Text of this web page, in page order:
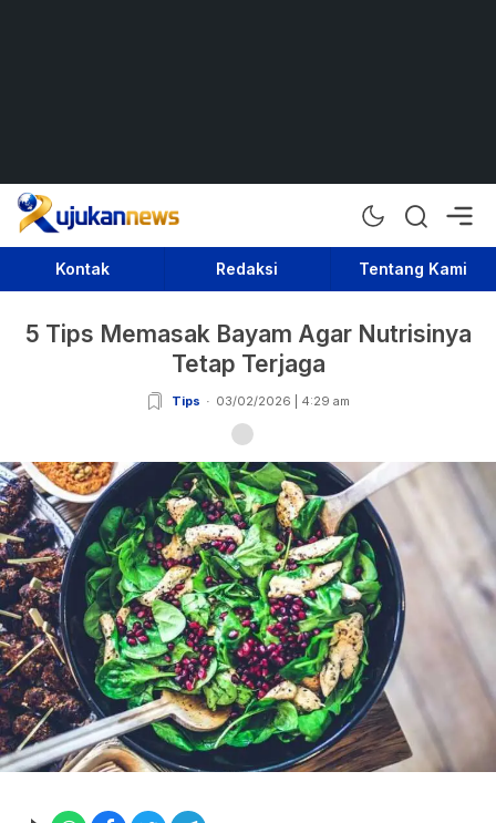
Rujukan News
Satu Rujukan Sejuta Informasi
Kontak Redaksi Tentang Kami
5 Tips Memasak Bayam Agar Nutrisinya
Tetap Terjaga
Tips 03/02/2026 | 4:29 am